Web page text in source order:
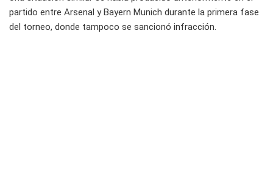
partido entre Arsenal y Bayern Munich durante la primera fase
del torneo, donde tampoco se sancionó infracción.